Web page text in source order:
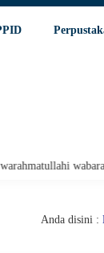
Selamat
Anda disini :